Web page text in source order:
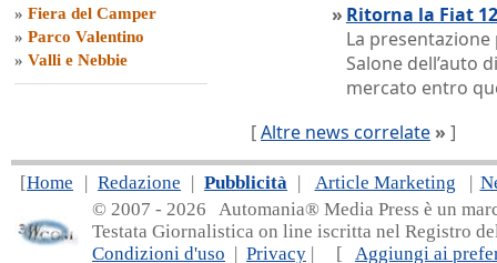
» Fiera del Camper
» Parco Valentino
» Valli e Nebbie
» Ritorna la Fiat
La
Salone dell’auto
mercato entro
[Altre news correlate » ]
[Home | Redazione | Pubblicità | Article Marketing |
© 2007 - 2026 Automania® Media Press è un
Testata Giornalistica on line iscritta nel Registro
Condizioni d'uso | Privacy | [ Aggiungi ai